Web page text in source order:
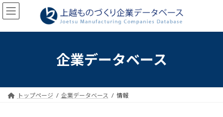
コ
ン
ン
ナ
ビ
ー
企業データベース
トップページ 企業データベース 情報